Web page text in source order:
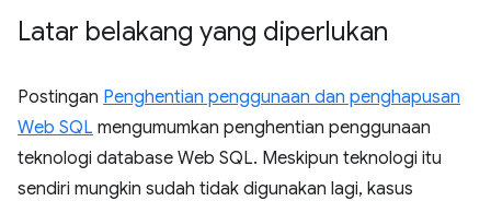
Latar belakang yang diperlukan
Postingan Penghentian penggunaan dan penghapusan
Web SQL mengumumkan penghentian penggunaan
teknologi database Web SQL. Meskipun teknologi itu
sendiri mungkin sudah tidak digunakan lagi, kasus